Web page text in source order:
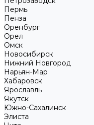
Пермь
Пенза
Оренбург
Орел
Омск
Новосибирск
Нижний Новгород
Нарьян-Мар
Хабаровск
Ярославль
Якутск
Южно-Сахалинск
Элиста